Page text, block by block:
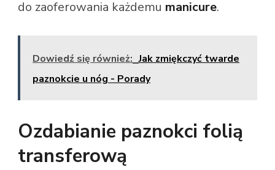
do zaoferowania każdemu manicure.
Dowiedź się również: Jak zmiękczyć twarde
paznokcie u nóg - Porady
Ozdabianie paznokci folią
transferową